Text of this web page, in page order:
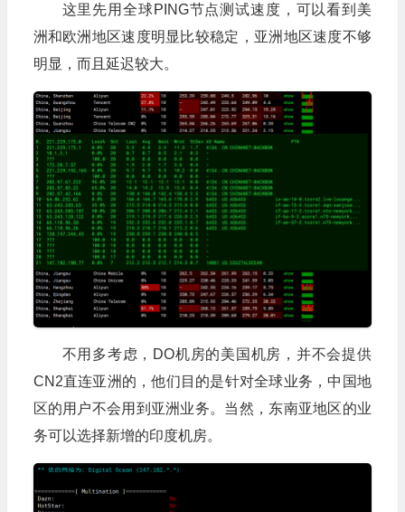
这里先用全球PING节点测试速度，可以看到美
洲和欧洲地区速度明显比较稳定，亚洲地区速度不够
明显，而且延迟较大。
不用多考虑，DO机房的美国机房，并不会提供
CN2直连亚洲的，他们目的是针对全球业务，中国地
区的用户不会用到亚洲业务。当然，东南亚地区的业
务可以选择新增的印度机房。